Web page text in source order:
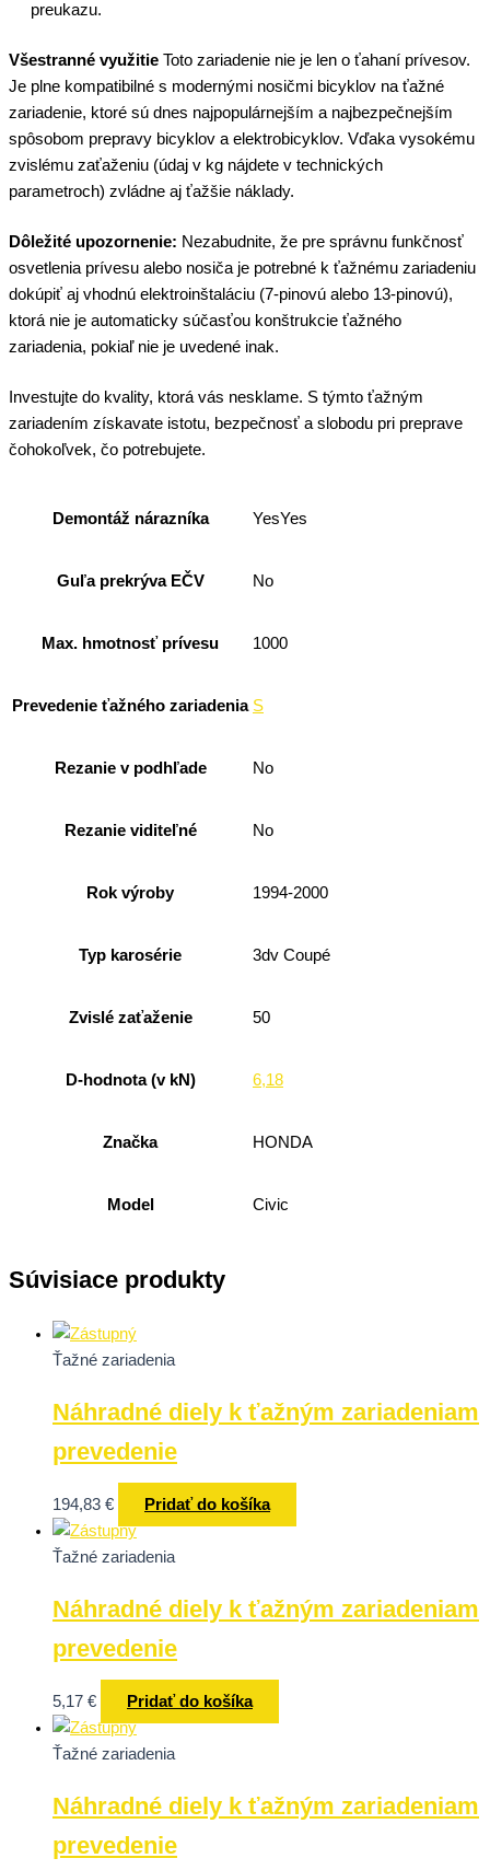
preukazu.
Všestranné využitie Toto zariadenie nie je len o ťahaní prívesov.
Je plne kompatibilné s modernými nosičmi bicyklov na ťažné
zariadenie, ktoré sú dnes najpopulárnejším a najbezpečnejším
spôsobom prepravy bicyklov a elektrobicyklov. Vďaka vysokému
zvislému zaťaženiu (údaj v kg nájdete v technických
parametroch) zvládne aj ťažšie náklady.
Dôležité upozornenie: Nezabudnite, že pre správnu funkčnosť
osvetlenia prívesu alebo nosiča je potrebné k ťažnému zariadeniu
dokúpiť aj vhodnú elektroinštaláciu (7-pinovú alebo 13-pinovú),
ktorá nie je automaticky súčasťou konštrukcie ťažného
zariadenia, pokiaľ nie je uvedené inak.
Investujte do kvality, ktorá vás nesklame. S týmto ťažným
zariadením získavate istotu, bezpečnosť a slobodu pri preprave
čohokoľvek, čo potrebujete.
Demontáž nárazníka YesYes
Guľa prekrýva EČV No
Max. hmotnosť prívesu 1000
Prevedenie ťažného zariadenia S
Rezanie v podhľade No
Rezanie viditeľné No
Rok výroby 1994-2000
Typ karosérie 3dv Coupé
Zvislé zaťaženie 50
D-hodnota (v kN) 6,18
Značka HONDA
Model Civic
Súvisiace produkty
Ťažné zariadenia
Náhradné diely k ťažným zariadeniam
prevedenie
194,83 € Pridať do košíka
Ťažné zariadenia
Náhradné diely k ťažným zariadeniam
prevedenie
5,17 € Pridať do košíka
Ťažné zariadenia
Náhradné diely k ťažným zariadeniam
prevedenie